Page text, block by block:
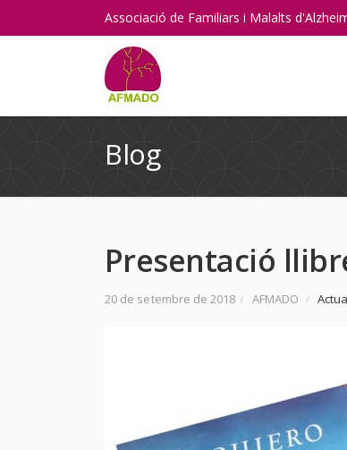
Associació de Familiars i Malalts
Blog
Presentació
20 de setembre de 2018 / AFMADO /